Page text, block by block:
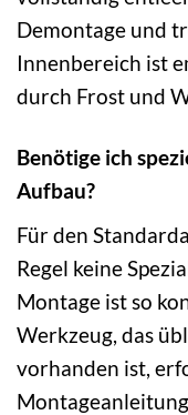
Demontage und
Innenbereich ist
durch Frost und
Benötige ich
Aufbau?
Für den
Regel keine
Montage ist so
Werkzeug, das
vorhanden ist,